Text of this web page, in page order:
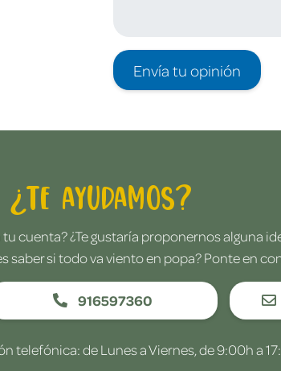
Envía tu opinión
¿Te ayudamos?
cuenta? ¿Te gustaría proponernos alguna
saber si todo va viento en popa? Ponte en
916597360
telefónica: de Lunes a Viernes, de 9:00h a